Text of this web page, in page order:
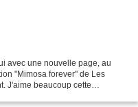
avec une nouvelle page, au
"Mimosa forever" de Les
J'aime beaucoup cette